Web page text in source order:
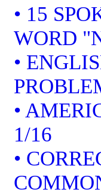
• 15
WORD
•
•
1/16
•